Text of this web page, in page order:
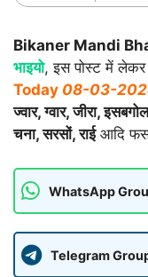
Bikaner Mandi
भाइयो, इस पोस्ट में
Today 08-03-
ज्वार, ग्वार, जीरा,
चना, सरसों, राईआदि
WhatsApp
Telegram